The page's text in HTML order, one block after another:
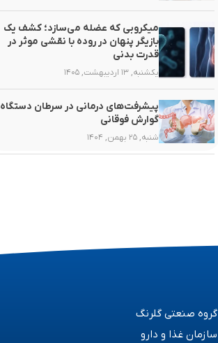
میکروبی که عضله می‌سازد؛ کشف یک
بازیگر پنهان در روده با نقشی موثر در
قدرت بدنی
یکشنبه, ۱۳ اردیبهشت, ۱۴۰۵
پیشرفت‌های درمانی در سرطان دستگاه
گوارش فوقانی
شنبه, ۲۵ بهمن, ۱۴۰۴
گروه صنعتی گلرنگ
سازمان غذا و دارو